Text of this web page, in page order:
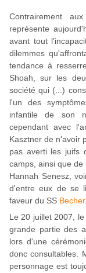
Contrairement
représente
avant tout
dilemmes
tendance à
Shoah, sur les
société qui (...)
l'un des
infantile de son
cependant avec
Kasztner de n'avoir
pas averti les juifs
camps, ainsi que
Hannah Senesz,
d'entre eux de se
faveur du SS Becher.
Le 20 juillet 2007,
grande partie des
lors d'une
donc consultables.
personnage est